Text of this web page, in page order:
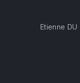
Etienne DU